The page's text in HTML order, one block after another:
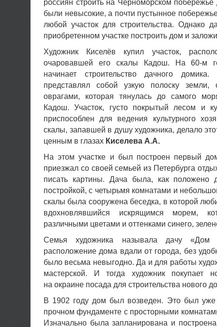
россиян строить на Черноморском
были невысокие, а почти пустынное
любой участок для строительства. Однако
приобретенном участке построить дом и
Художник Киселёв купил участок,
очаровавшей его скалы Кадош. На 60-м
начинает строительство дачного
представлял собой узкую полоску земли,
оврагами, которая тянулась до самого
Кадош. Участок, густо покрытый лесом и
приспособлен для ведения культурного
скалы, запавшей в душу художника, делало
ценным в глазах Киселева А.А.
На этом участке и был построен первый
приезжал со своей семьей из Петербурга
писать картины. Дача была, как положено
постройкой, с четырьмя комнатами и
скалы была сооружена беседка, в которой
вдохновлявшийся искрящимся морем,
различными цветами и оттенками синего,
Семья художника называла дачу
расположение дома вдали от города, без
было весьма невыгодно. Да и для работы
мастерской. И тогда художник покупает
на окраине посада для строительства нового
В 1902 году дом был возведен. Это был
прочном фундаменте с просторными
Изначально была запланирована и